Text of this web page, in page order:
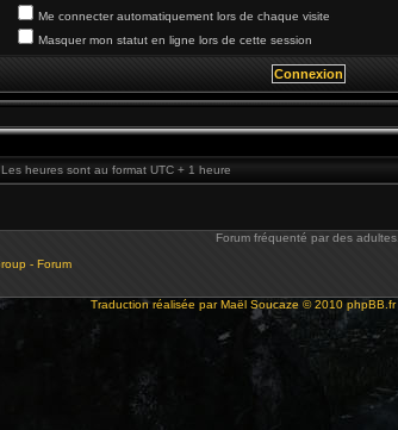
Me connecter automatiquement lors de chaque visite
Masquer mon statut en ligne lors de cette session
heures sont au format UTC + 1 heure
Forum fréquenté par des adultes.
- Forum
Traduction réalisée parMaël Soucaze © 2010 phpBB.fr